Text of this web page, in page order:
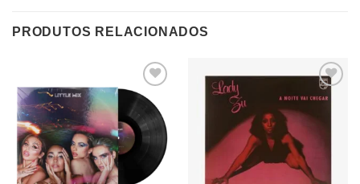
PRODUTOS RELACIONADOS
Adicionar
a lista de
desejos
Adicionar
desejos